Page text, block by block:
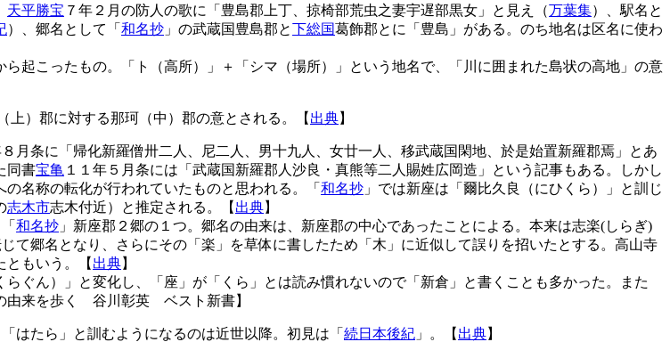
天平勝宝 ７年２月の防人の歌に「豊島郡上丁、掠椅部荒虫之妻宇遅部黒女」と見え（万葉集）、駅名と
）、郷名として「 和名抄 」の武蔵国豊島郡と下総国葛飾郡とに「豊島」がある。のち地名は区名に使わ
起こったもの。「ト（高所）」＋「シマ（場所）」という地名で、「川に囲まれた島状の高地」の意
）郡に対する那珂（中）郡の意とされる。【 出典】
８月条に「帰化新羅僧卅二人、尼二人、男十九人、女廿一人、移武蔵国閑地、於是始置新羅郡焉」とあ
同書宝亀 １１年５月条には「武蔵国新羅郡人沙良・真熊等二人賜姓広岡造」という記事もある。しかし
名称の転化が行われていたものと思われる。「 和名抄 」では新座は「爾比久良（にひくら）」と訓じ
志木市志木付近）と推定される。【 出典】
和名抄 」新座郡２郷の１つ。郷名の由来は、新座郡の中心であったことによる。本来は志楽(しらぎ)
て郷名となり、さらにその「楽」を草体に書したため「木」に近似して誤りを招いたとする。高山寺
ともいう。【 出典】
ぐん）」と変化し、「座」が「くら」とは読み慣れないので「新倉」と書くことも多かった。また
由来を歩く 谷川彰英 ベスト新書】
たら」と訓むようになるのは近世以降。初見は「 続日本後紀 」。【 出典】